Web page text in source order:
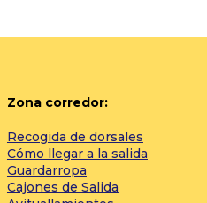
Zona corredor:
Recogida de dorsales
Cómo llegar a la salida
Guardarropa
Cajones de Salida